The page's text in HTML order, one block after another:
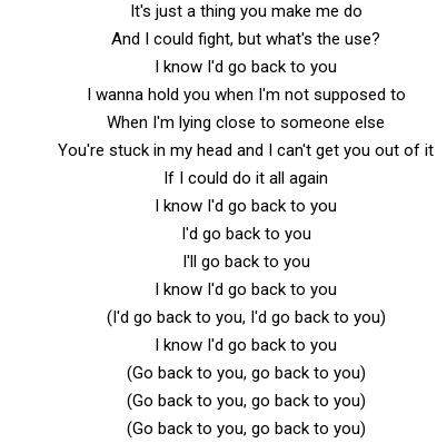
It's just a thing you make me do
And I could fight, but what's the use?
I know I'd go back to you
I wanna hold you when I'm not supposed to
When I'm lying close to someone else
You're stuck in my head and I can't get you out of it
If I could do it all again
I know I'd go back to you
I'd go back to you
I'll go back to you
I know I'd go back to you
(I'd go back to you, I'd go back to you)
I know I'd go back to you
(Go back to you, go back to you)
(Go back to you, go back to you)
(Go back to you, go back to you)